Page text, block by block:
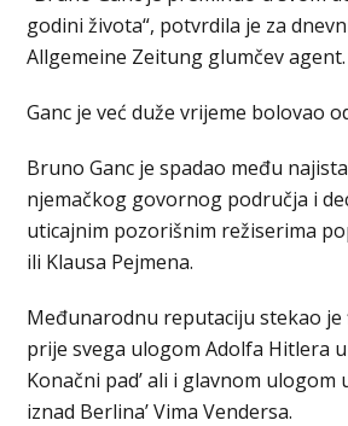
godini života“, potvrdila je za
Allgemeine Zeitung glumčev agent.
Ganc je već duže vrijeme bolovao
Bruno Ganc je spadao među
njemačkog govornog područja i
uticajnim pozorišnim režiserima
ili Klausa Pejmena.
Međunarodnu reputaciju stekao je
prije svega ulogom Adolfa Hitlera u
Konačni pad’ ali i glavnom ulogom
iznad Berlina’ Vima Vendersa.